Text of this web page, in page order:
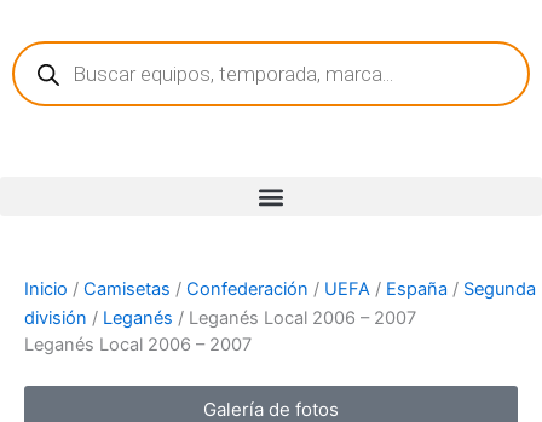
contenido
Búsqueda
de
productos
Inicio / Camisetas / Confederación / UEFA / España / Segunda
división / Leganés / Leganés Local 2006 – 2007
Leganés Local 2006 – 2007
Galería de fotos